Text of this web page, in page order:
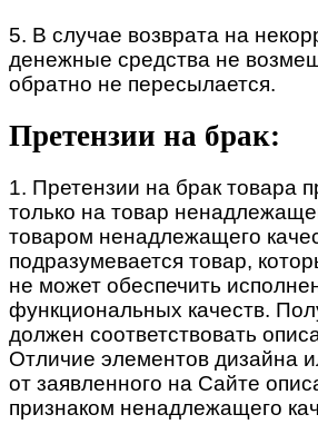
5. В случае возврата на
денежные средства не
обратно не пересылается.
Претензии на брак:
1. Претензии на брак товара
только на товар
товаром ненадлежащего
подразумевается товар,
не может обеспечить
функциональных качеств.
должен соответствовать
Отличие элементов дизайна
от заявленного на Сайте
признаком ненадлежащего